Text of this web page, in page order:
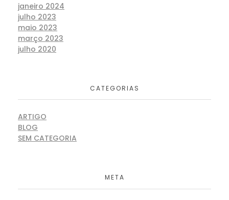
janeiro 2024
julho 2023
maio 2023
março 2023
julho 2020
CATEGORIAS
ARTIGO
BLOG
SEM CATEGORIA
META